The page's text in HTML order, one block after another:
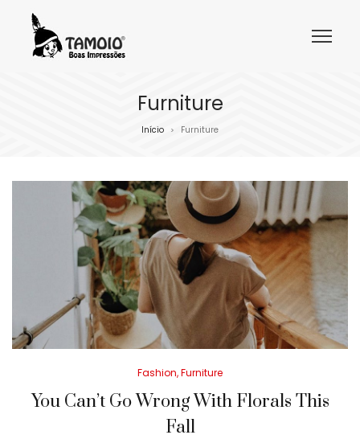
Furniture
Início > Furniture
Posted
Fashion Furniture
You Can’t Go Wrong With Florals This
Fall